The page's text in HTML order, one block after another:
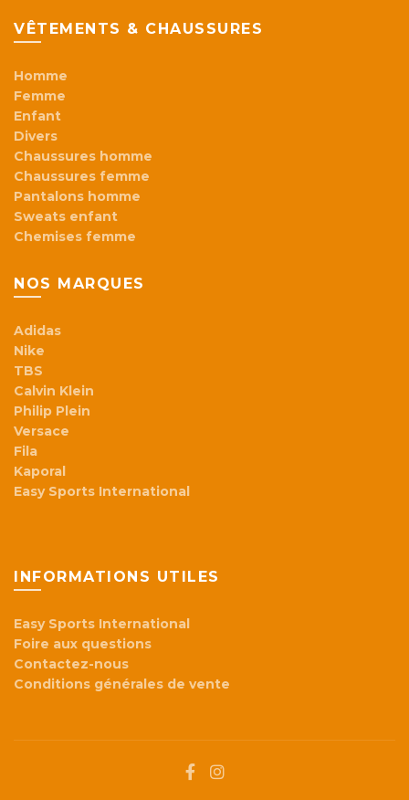
VÊTEMENTS & CHAUSSURES
Homme
Femme
Enfant
Divers
Chaussures homme
Chaussures femme
Pantalons homme
Sweats enfant
Chemises femme
NOS MARQUES
Adidas
Nike
TBS
Calvin Klein
Philip Plein
Versace
Fila
Kaporal
Easy Sports International
INFORMATIONS UTILES
Easy Sports International
Foire aux questions
Contactez-nous
Conditions générales de vente